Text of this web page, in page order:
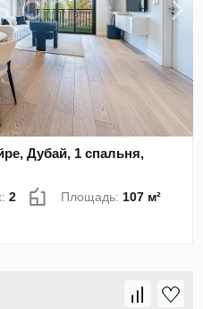
Дубай, 1 спальня,
2 Площадь: 107 м²